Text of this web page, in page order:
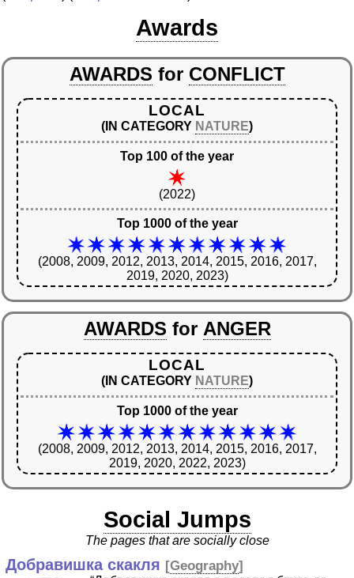
Awards
AWARDS for CONFLICT
LOCAL
(IN CATEGORY NATURE)
Top 100 of the year
(2022)
Top 1000 of the year
(2008, 2009, 2012, 2013, 2014, 2015, 2016, 2017,
2019, 2020, 2023)
AWARDS for ANGER
LOCAL
(IN CATEGORY NATURE)
Top 1000 of the year
(2008, 2009, 2012, 2013, 2014, 2015, 2016, 2017,
2019, 2020, 2022, 2023)
Social Jumps
The pages that are socially close
Добравишка скакля [Geography]